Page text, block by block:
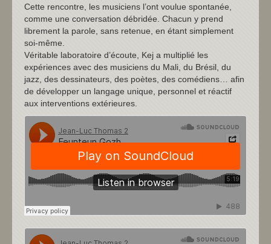
Cette rencontre, les musiciens l’ont voulue spontanée,
comme une conversation débridée. Chacun y prend
librement la parole, sans retenue, en étant simplement
soi-même.
Véritable laboratoire d’écoute, Kej a multiplié les
expériences avec des musiciens du Mali, du Brésil, du
jazz, des dessinateurs, des poètes, des comédiens… afin
de développer un langage unique, personnel et réactif
aux interventions extérieures.